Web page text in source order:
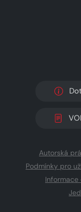
Autorská
Podmínky pro
Informace